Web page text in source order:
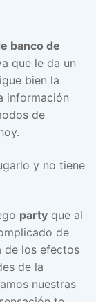
banco de
que le da un
bien la
información
de
y no tiene
party que al
de
de los efectos
de la
nuestras